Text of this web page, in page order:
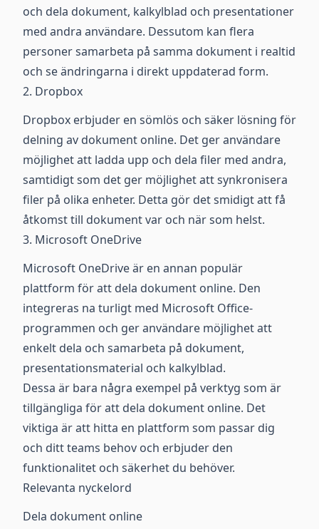
och dela dokument, kalkylblad och presentationer
med andra användare. Dessutom kan flera
personer samarbeta på samma dokument i realtid
och se ändringarna i direkt uppdaterad form.
2. Dropbox
Dropbox erbjuder en sömlös och säker lösning för
delning av dokument online. Det ger användare
möjlighet att ladda upp och dela filer med andra,
samtidigt som det ger möjlighet att synkronisera
filer på olika enheter. Detta gör det smidigt att få
åtkomst till dokument var och när som helst.
3. Microsoft OneDrive
Microsoft OneDrive är en annan populär
plattform för att dela dokument online. Den
integreras na turligt med Microsoft Office-
programmen och ger användare möjlighet att
enkelt dela och samarbeta på dokument,
presentationsmaterial och kalkylblad.
Dessa är bara några exempel på verktyg som är
tillgängliga för att dela dokument online. Det
viktiga är att hitta en plattform som passar dig
och ditt teams behov och erbjuder den
funktionalitet och säkerhet du behöver.
Relevanta nyckelord
Dela dokument online